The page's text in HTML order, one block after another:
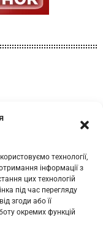
технології,
інформації з
цих технологій
під час перегляду
згоди або її
окремих функцій